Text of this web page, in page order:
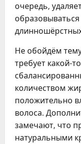
очередь,
Не обойдём
требует какой-
количеством
положительно
волоса.
замечают, что
натуральными